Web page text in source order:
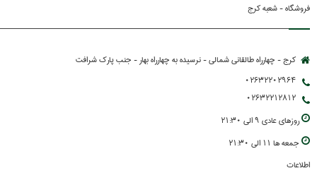
فروشگاه - شعبه کرج
کرج - چهارراه طالقانی شمالی - نرسیده به چهارراه بهار - جنب پارك شرافت
02632202964
02632212812
روزهاي عادي 9 الي 21:30
جمعه ها 11 الي 21:30
اطلاعات